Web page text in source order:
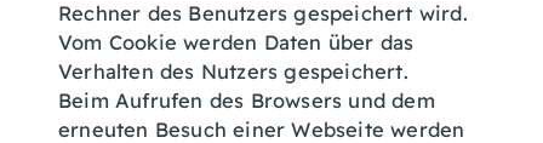
Rechner des Benutzers gespeichert wird.
Vom Cookie werden Daten über das
Verhalten des Nutzers gespeichert.
Beim Aufrufen des Browsers und dem
erneuten Besuch einer Webseite werden